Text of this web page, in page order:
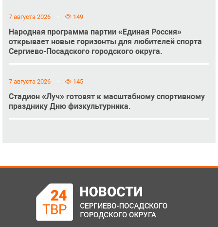
7 августа 2026 149
Народная программа партии «Единая Россия»
открывает новые горизонты для любителей спорта
Сергиево-Посадского городского округа.
7 августа 2026 145
Стадион «Луч» готовят к масштабному спортивному
празднику Дню физкультурника.